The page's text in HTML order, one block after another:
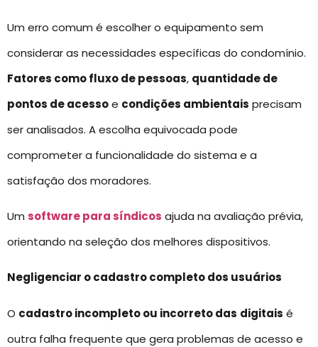
Um erro comum é escolher o equipamento sem
considerar as necessidades específicas do condomínio.
Fatores como fluxo de pessoas, quantidade de
pontos de acessoe condições ambientais precisam
ser analisados. A escolha equivocada pode
comprometer a funcionalidade do sistema e a
satisfação dos moradores.
Um software para síndicos ajuda na avaliação prévia,
orientando na seleção dos melhores dispositivos.
Negligenciar o cadastro completo dos usuários
O cadastro incompleto ou incorreto das digitais é
outra falha frequente que gera problemas de acesso e